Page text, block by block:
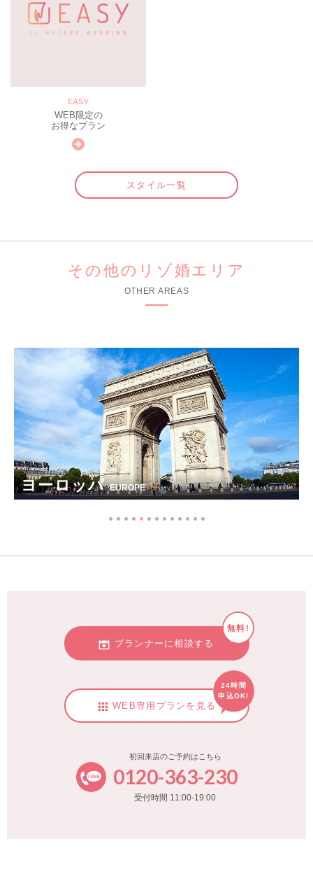
EASY
WEB限定の
お得なプラン
スタイル一覧
その他のリゾ婚エリア
OTHER AREAS
オーストラリア AUSTRALIA
プランナーに相談する
無料!
WEB専用プランを見る
24時間
申込OK!
初回来店のご予約はこちら
0120-363-230
受付時間 11:00-19:00